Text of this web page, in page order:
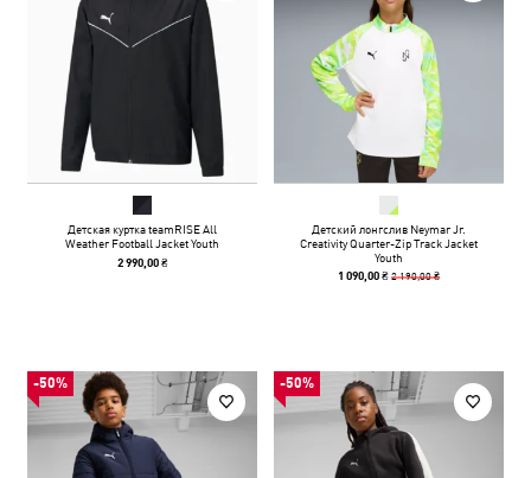
Детская куртка teamRISE All
Weather Football Jacket Youth
2 990,00 ₴
Детский лонгслив Neymar Jr.
Creativity Quarter-Zip Track Jacket
Youth
1 090,00 ₴2 190,00 ₴
-50% -50%